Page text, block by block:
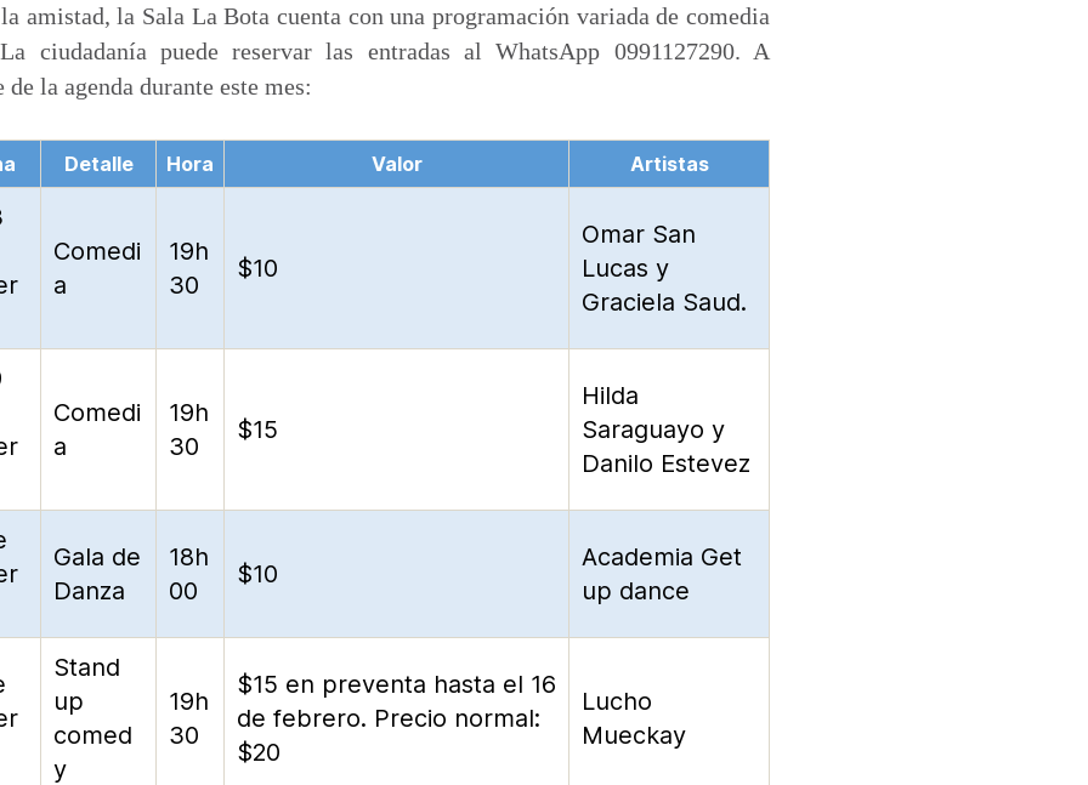
i
r
amistad, la Sala La Bota cuenta con una programación variada de comedia
ciudadanía puede reservar las entradas al WhatsApp 0991127290. A
la agenda durante este mes:
Detalle Hora Valor Artistas
Comedi
a
19h
30
$10
Omar San
Lucas y
Graciela Saud.
Comedi
a
19h
30
$15
Hilda
Saraguayo y
Danilo Estevez
Gala de
Danza
18h
00
$10
Academia Get
up dance
Stand
up
comed
y
19h
30
$15 en preventa hasta el 16
de febrero. Precio normal:
$20
Lucho
Mueckay